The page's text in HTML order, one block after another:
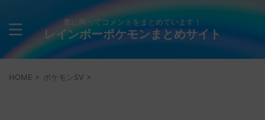
量に拘ってコメントをまとめています！
レインボーポケモンまとめサイト
HOME > ポケモンSV >